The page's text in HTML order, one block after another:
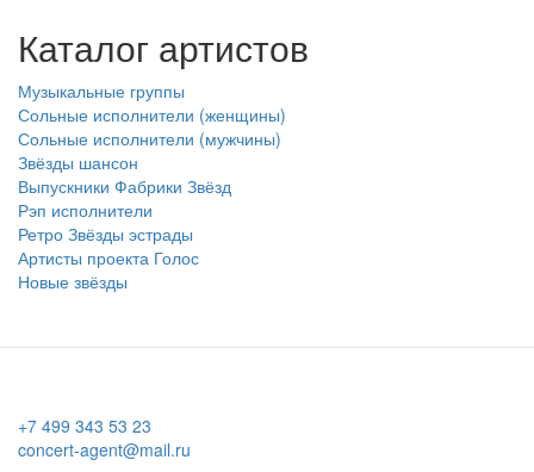
Каталог артистов
Музыкальные группы
Сольные исполнители (женщины)
Сольные исполнители (мужчины)
Звёзды шансон
Выпускники Фабрики Звёзд
Рэп исполнители
Ретро Звёзды эстрады
Артисты проекта Голос
Новые звёзды
+7 499 343 53 23
concert-agent@mail.ru